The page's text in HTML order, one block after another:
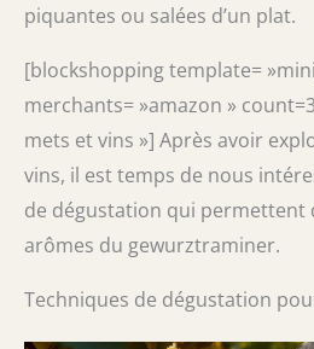
piquantes ou salées d’un plat.
[blockshopping template=
merchants= »amazon »
mets et vins »] Après avoir
vins, il est temps de nous
de dégustation qui permettent
arômes du gewurztraminer.
Techniques de dégustation